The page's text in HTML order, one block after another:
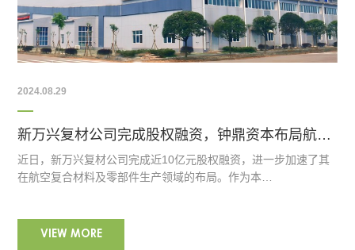
2024.08.29
新万兴复材公司完成股权融资，钟鼎资本布局航空产业
近日，新万兴复材公司完成近10亿元股权融资，进一步加速了其
在航空复合材料及零部件生产领域的布局。作为本…
VIEW MORE